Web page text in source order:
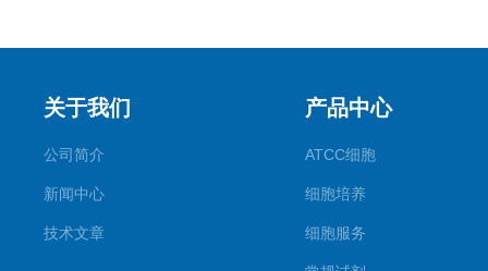
关于我们
公司简介
新闻中心
技术文章
产品中心
ATCC细胞
细胞培养
细胞服务